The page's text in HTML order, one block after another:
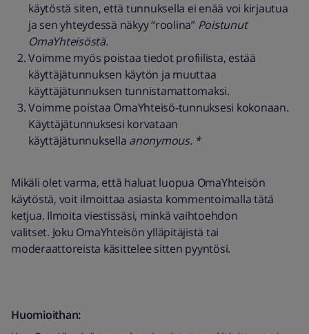
käytöstä siten, että tunnuksella ei enää voi kirjautua
ja sen yhteydessä näkyy “roolina” Poistunut
OmaYhteisöstä.
Voimme myös poistaa tiedot profiilista, estää
käyttäjätunnuksen käytön ja muuttaa
käyttäjätunnuksen tunnistamattomaksi.
Voimme poistaa OmaYhteisö-tunnuksesi kokonaan.
Käyttäjätunnuksesi korvataan
käyttäjätunnuksella anonymous. *
Mikäli olet varma, että haluat luopua OmaYhteisön
käytöstä, voit ilmoittaa asiasta kommentoimalla tätä
ketjua. Ilmoita viestissäsi, minkä vaihtoehdon
valitset. Joku OmaYhteisön ylläpitäjistä tai
moderaattoreista käsittelee sitten pyyntösi.
Huomioithan: